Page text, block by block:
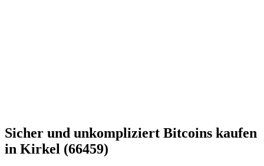
Sicher und unkompliziert Bitcoins kaufen
in Kirkel (66459)